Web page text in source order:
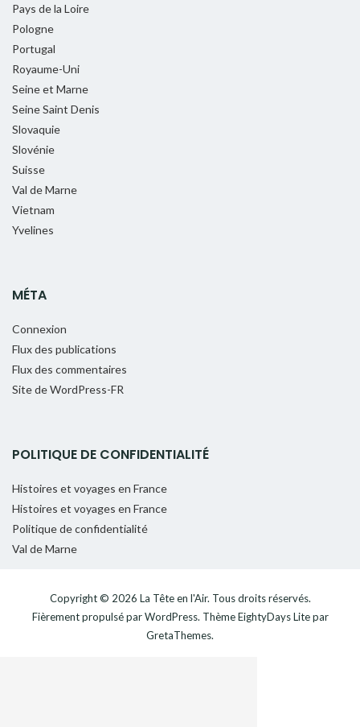
Pays de la Loire
Pologne
Portugal
Royaume-Uni
Seine et Marne
Seine Saint Denis
Slovaquie
Slovénie
Suisse
Val de Marne
Vietnam
Yvelines
MÉTA
Connexion
Flux des publications
Flux des commentaires
Site de WordPress-FR
POLITIQUE DE CONFIDENTIALITÉ
Histoires et voyages en France
Histoires et voyages en France
Politique de confidentialité
Val de Marne
Copyright © 2026 La Tête en l'Air. Tous droits réservés.
Fièrement propulsé parWordPress. ThèmeEightyDays Litepar
GretaThemes.